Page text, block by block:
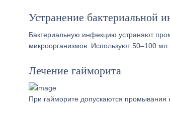
Устранение бактериальной
Бактериальную инфекцию устраняют
микроорганизмов. Используют 50–100
Лечение гайморита
При гайморите допускаются промывания